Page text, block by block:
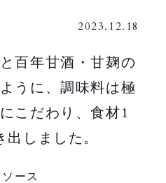
2023.12.18
百年甘酒・甘麹の
うに、調味料は極
こだわり、食材1
しました。
ース